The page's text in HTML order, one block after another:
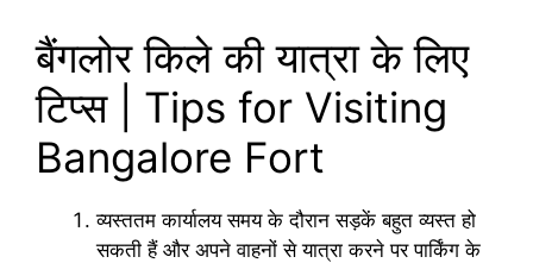
बैंगलोर किले की यात्रा के लिए
टिप्स | Tips for Visiting
Bangalore Fort
व्यस्ततम कार्यालय समय के दौरान सड़कें बहुत व्यस्त हो
सकती हैं और अपने वाहनों से यात्रा करने पर पार्किंग के